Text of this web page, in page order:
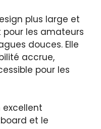
plus large et
pour les amateurs
douces. Elle
accrue,
pour les
et le